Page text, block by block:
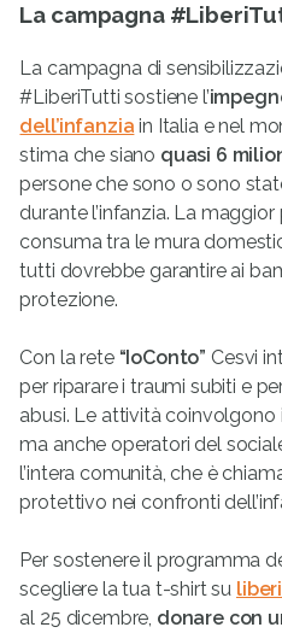
La campagna
La campagna di
#LiberiTutti sostiene l’
dell’infanzia in Italia e nel
stima che siano quasi 6
persone che sono o sono
durante l’infanzia. La
consuma tra le mura
tutti dovrebbe garantire ai
protezione.
Con la rete “IoConto” Cesvi
per riparare i traumi subiti e
abusi. Le attività coinvolgono
ma anche operatori del
l’intera comunità, che è
protettivo nei confronti
Per sostenere il programma
scegliere la tua t-shirt su
al 25 dicembre, donare con